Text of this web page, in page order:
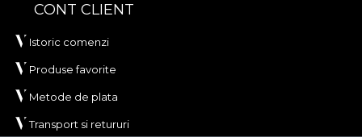
CONT CLIENT
Istoric comenzi
Produse favorite
Metode de plata
Transport si retururi